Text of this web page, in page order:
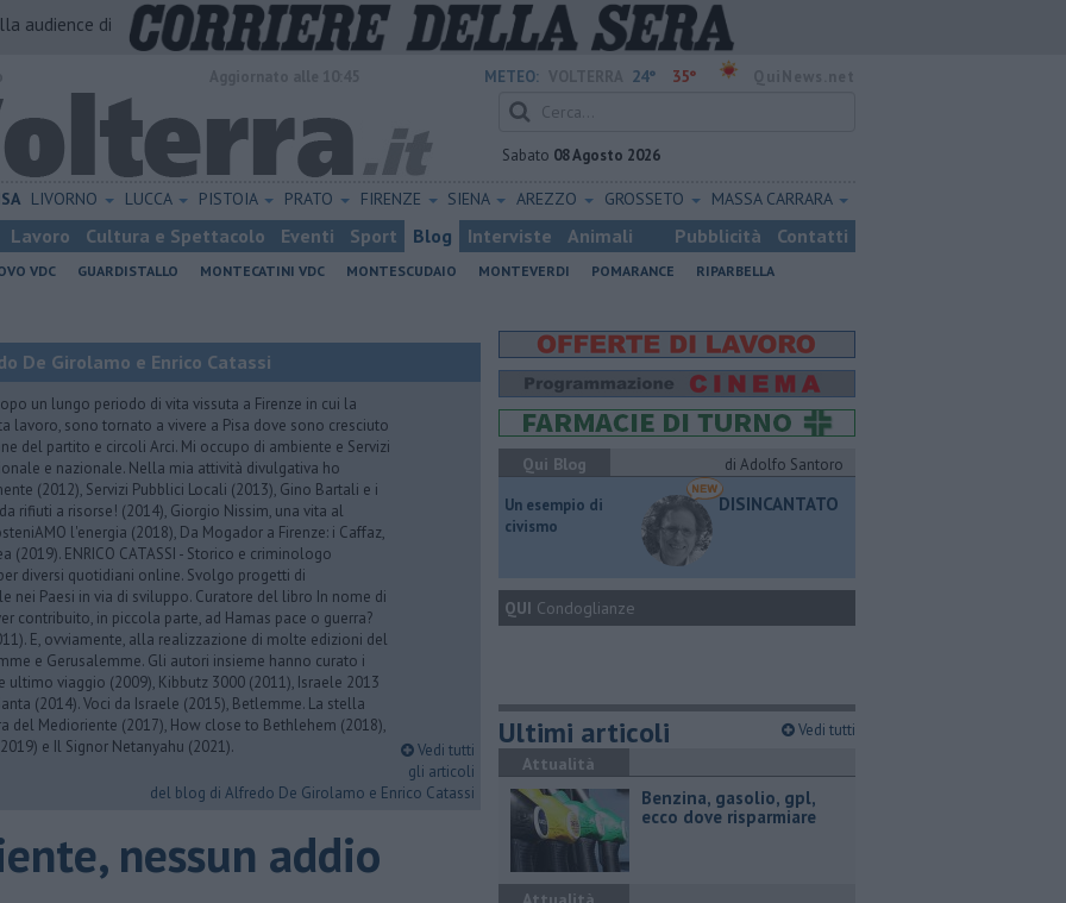
audience di
METEO: 24° 35°
Sabato 08 Agosto 2026
LIVORNO LUCCA PISTOIA PRATO FIRENZE SIENA AREZZO GROSSETO MASSA CARRARA
Lavoro Cultura e Spettacolo Eventi Sport Blog Interviste Animali Pubblicità Contatti
VDC GUARDISTALLO MONTECATINI VDC MONTESCUDAIO MONTEVERDI POMARANCE
RIPARBELLA
De Girolamo e Enrico Catassi
un lungo periodo di vita vissuta a Firenze in cui la
lavoro, sono tornato a vivere a Pisa dove sono cresciuto
del partito e circoli Arci. Mi occupo di ambiente e Servizi
e nazionale. Nella mia attività divulgativa ho
(2012), Servizi Pubblici Locali (2013), Gino Bartali e i
rifiuti a risorse! (2014), Giorgio Nissim, una vita al
l'energia (2018), Da Mogador a Firenze: i Caffaz,
(2019). ENRICO CATASSI - Storico e criminologo
diversi quotidiani online. Svolgo progetti di
nei Paesi in via di sviluppo. Curatore del libro In nome di
contribuito, in piccola parte, ad Hamas pace o guerra?
E, ovviamente, alla realizzazione di molte edizioni del
e Gerusalemme. Gli autori insieme hanno curato i
ultimo viaggio (2009), Kibbutz 3000 (2011), Israele 2013
(2014). Voci da Israele (2015), Betlemme. La stella
del Medioriente (2017), How close to Bethlehem (2018),
e Il Signor Netanyahu (2021).
Vedi tutti
gli articoli
del blog di Alfredo De Girolamo e Enrico Catassi
nessun addio
Qui Blog
di Adolfo Santoro
​Un esempio di
civismo
DISINCANTATO
QUI Condoglianze
Ultimi articoli Vedi tutti
Attualità
​Benzina, gasolio, gpl,
ecco dove risparmiare